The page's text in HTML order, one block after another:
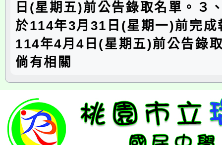
日(星期五)前公告錄取名單。３
於114年3月31日(星期一)前完成
114年4月4日(星期五)前公告錄
倘有相關